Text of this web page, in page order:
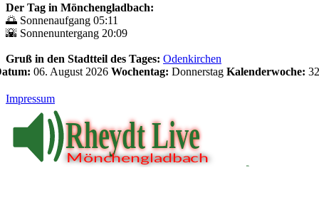
Der Tag in Mönchengladbach:
🌅 Sonnenaufgang 05:11
🌇 Sonnenuntergang 20:09
Gruß in den Stadtteil des Tages: Odenkirchen
06. August 2026 Wochentag: Donnerstag Kalenderwoche: 32
Impressum